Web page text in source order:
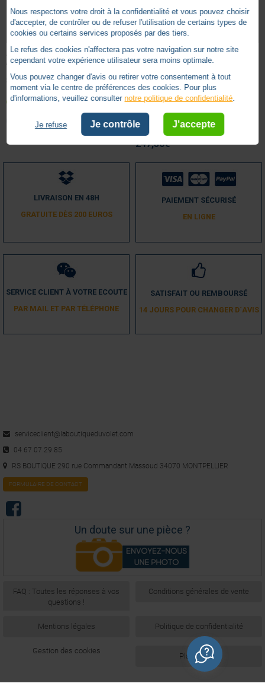
AGRAFE SOPROFEN DE LIAISON TUBE
/ VERROU (UNITE)
SOPROFEN -SPVS44
en stock
ALIMENTATION ANIMEO 4,5A
TRANSFORMATEUR
SOMFY -SY1860093
Ce produit sera commandé
uniquement pour vous, expédition
entre 45 et 48 jours
247,30€
LIVRAISON EN 48H
GRATUITE DÈS 200 EUROS
PAIEMENT SÉCURISÉ
EN LIGNE
SERVICE CLIENT À VOTRE ECOUTE
PAR MAIL ET PAR TÉLÉPHONE
SATISFAIT OU REMBOURSÉ
14 JOURS POUR CHANGER D´AVIS
serviceclient@laboutiqueduvolet.com
04 67 07 29 85
RS BOUTIQUE 290 rue Commandant Massoud 34070 MONTPELLIER
FORMULAIRE DE CONTACT
Un doute sur une pièce ?
FAQ : Toutes les réponses à vos
questions !
Conditions générales de vente
Mentions légales Politique de confidentialité
Gestion des cookies
Plan du site
Nous respectons votre droit à la confidentialité et vous pouvez choisir
d'accepter, de contrôler ou de refuser l'utilisation de certains types de
cookies ou certains services proposés par des tiers.
Le refus des cookies n'affectera pas votre navigation sur notre site
cependant votre expérience utilisateur sera moins optimale.
Vous pouvez changer d'avis ou retirer votre consentement à tout
moment via le centre de préférences des cookies. Pour plus
d'informations, veuillez consulter notre politique de confidentialité.
Je refuse Je contrôle J'accepte